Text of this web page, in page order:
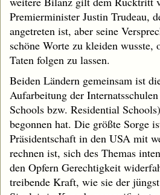
Premierminister Justin Trudeau,
angetreten ist, aber seine
schöne Worte zu kleiden wusste,
Taten folgen zu lassen.
Beiden Ländern gemeinsam ist
Aufarbeitung der
Schools bzw. Residential
begonnen hat. Die größte Sorge
Präsidentschaft in den USA mit
rechnen ist, sich des Themas
den Opfern Gerechtigkeit
treibende Kraft, wie sie der